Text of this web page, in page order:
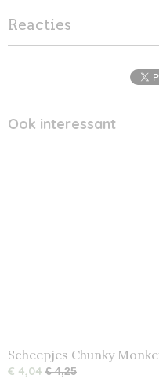
Reacties
Ook interessant
Scheepjes Chunky
€ 4,04 € 4,25